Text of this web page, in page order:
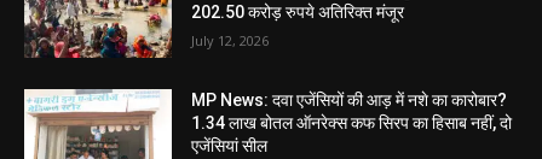
202.50 करोड़ रुपये अतिरिक्त मंजूर
July 12, 2026
MP News: दवा एजेंसियों की आड़ में नशे का कारोबार?
1.34 लाख बोतल ऑनरेक्स कफ सिरप का हिसाब नहीं, दो
एजेंसियां सील